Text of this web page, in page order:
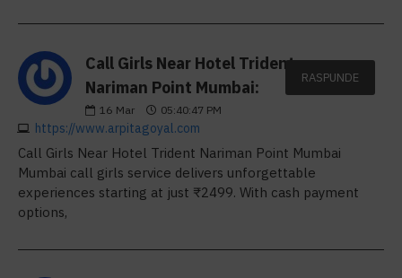
Call Girls Near Hotel Trident
Nariman Point Mumbai:
16 Mar 05:40:47 PM
https://www.arpitagoyal.com
RASPUNDE
Call Girls Near Hotel Trident Nariman Point Mumbai
Mumbai call girls service delivers unforgettable
experiences starting at just ₹2499. With cash payment
options,